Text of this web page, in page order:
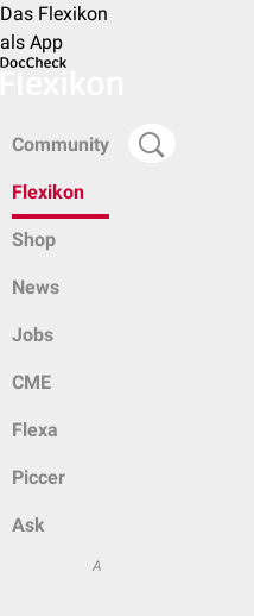
Das Flexikon
als App
Community
Flexikon
Shop
News
Jobs
CME
Flexa
Piccer
Ask
A